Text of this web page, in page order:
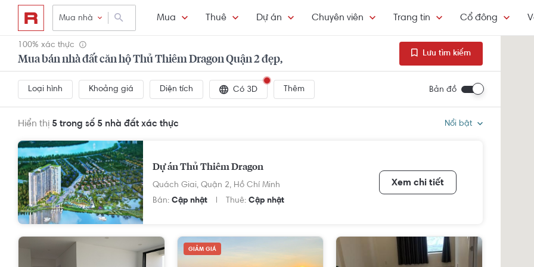
Mua nhà Mua Thuê Dự án Chuyên viên Trang tin Cổ đông
100% xác thực
Mua bán nhà đất căn hộ Thủ Thiêm Dragon Quận 2 đẹp,
Lưu tìm kiếm
Loại hình Khoảng giá Diện tích Có 3D Thêm Bản đồ
Hiển thị 5 trong số 5 nhà đất xác thực Nổi bật
Dự án Thủ Thiêm Dragon
Quách Giai, Quận 2, Hồ Chí Minh
Bán: Cập nhật Thuê: Cập nhật
Xem chi tiết
GIẢM GIÁ